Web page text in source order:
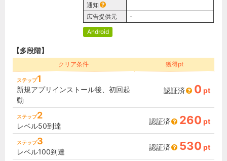
通知
広告提供元
-
Android
【多段階】
クリア条件 獲得pt
ステップ1
新規アプリインストール後、初回起
動
認証済 0 pt
ステップ2
レベル50到達
認証済 260 pt
ステップ3
レベル100到達
認証済 530 pt